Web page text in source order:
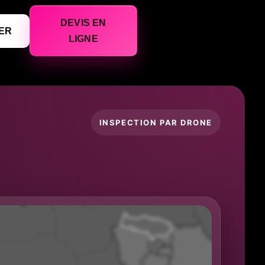
DEVIS EN
LIGNE
INSPECTION PAR DRONE